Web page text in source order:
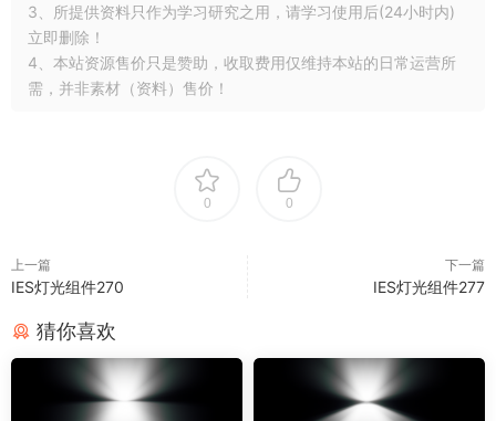
3、所提供资料只作为学习研究之用，请学习使用后(24小时内)
立即删除！
4、本站资源售价只是赞助，收取费用仅维持本站的日常运营所
需，并非素材（资料）售价！
0 0
上一篇
IES灯光组件270
下一篇
IES灯光组件277
猜你喜欢